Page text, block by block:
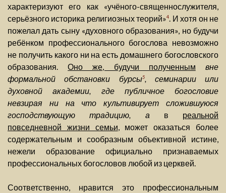
характеризуют его как «учёного-священнослужителя,
серьёзного историка религиозных теорий»4. И хотя он не
пожелал дать сыну «духовного образования», но будучи
ребёнком профессионального богослова невозможно
не получить какого ни на есть домашнего богословского
образования.Оно же, будучи полученным
вне
формальной обстановки бурсы5, семинарии или
духовной академии, где публичное богословие
невзирая ни на что культивирует сложившуюся
господствующую традицию, а в реальной
повседневной жизни семьи, может оказаться более
содержательным и сообразным объективной истине,
нежели образование официально признаваемых
профессиональных богословов любой из церквей.
Соответственно, нравится это профессиональным